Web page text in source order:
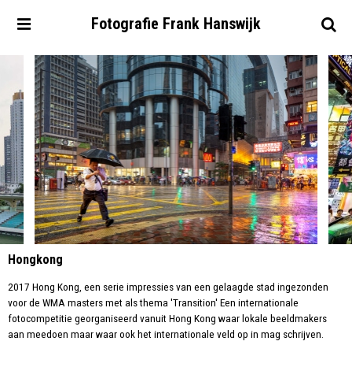
Fotografie Frank Hanswijk
Hongkong
2017 Hong Kong, een serie impressies van een gelaagde stad ingezonden
voor de WMA masters met als thema 'Transition' Een internationale
fotocompetitie georganiseerd vanuit Hong Kong waar lokale beeldmakers
aan meedoen maar waar ook het internationale veld op in mag schrijven.